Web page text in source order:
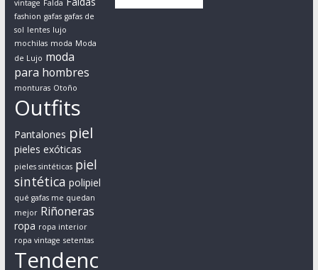
o
d
e
s
d
e
u
p
u
n
t
o
d
e
vintage Falda
fashion gafas gafas de
sol lentes lujo
mochilas moda Moda
de Lujo moda
para hombres
monturas Otoño
Outfits
Pantalones piel
pieles exóticas
pieles sintéticas piel
sintética polipiel
qué gafas me quedan
mejor Riñoneras
ropa ropa interior
ropa vintage setentas
Tendenc